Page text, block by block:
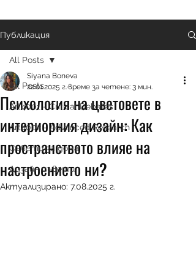
Публикация
All Posts
Art4001 - Critical Debates
Art4002 - Advanced Research
Съвети за дома
Дизайн съвети
All Posts
Психология на цветовете в
интериорния дизайн: Как
пространството влияе на
настроението ни?
Siyana Boneva
22.01.2025 г. време за четене: 3 мин.
Актуализирано: 7.08.2025 г.